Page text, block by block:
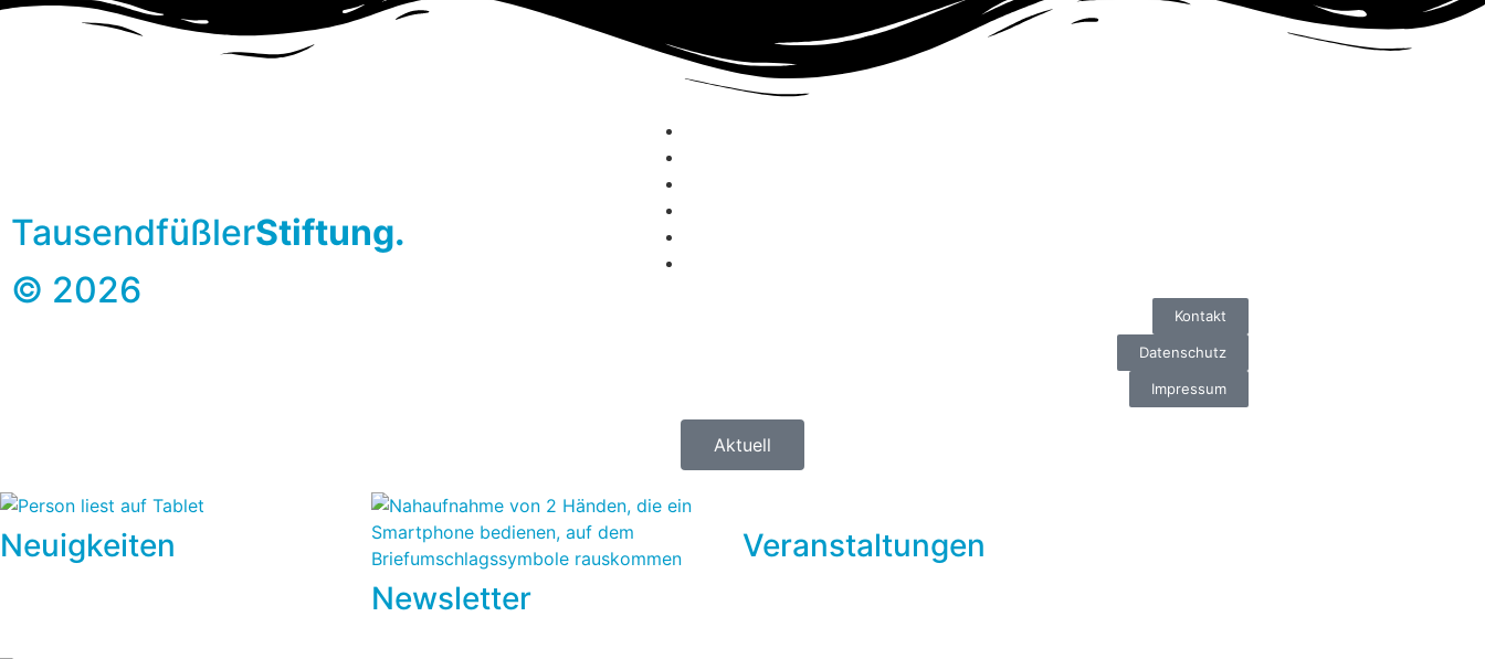
TausendfüßlerStiftung.
© 2026
Kontakt
Datenschutz
Impressum
Aktuell
Neuigkeiten
Newsletter
Veranstaltungen